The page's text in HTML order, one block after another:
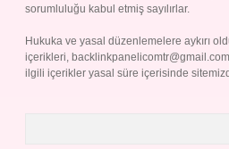
sorumluluğu kabul etmiş sayılırlar.
Hukuka ve yasal düzenlemelere aykırı
içerikleri, backlinkpanelicomtr@gmail.com
ilgili içerikler yasal süre içerisinde